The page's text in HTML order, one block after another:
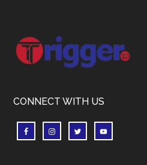
Footer
CONNECT WITH US